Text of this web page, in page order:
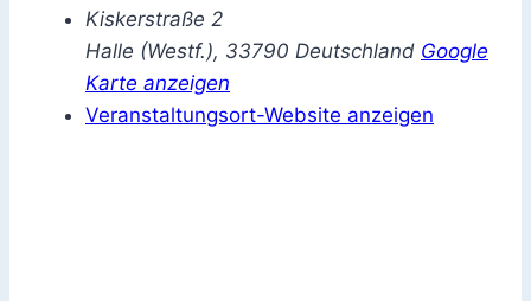
Kiskerstraße 2
Halle (Westf.), 33790 Deutschland Google
Karte anzeigen
Veranstaltungsort-Website anzeigen